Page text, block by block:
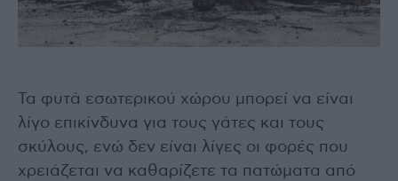
Τα φυτά εσωτερικού χώρου μπορεί να είναι
λίγο επικίνδυνα για τους γάτες και τους
σκύλους, ενώ δεν είναι λίγες οι φορές που
χρειάζεται να καθαρίζετε τα πατώματα από